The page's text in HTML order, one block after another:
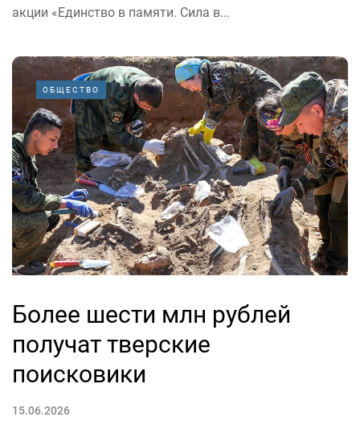
акции «Единство в памяти. Сила в...
ОБЩЕСТВО
Более шести млн рублей
получат тверские
поисковики
15.06.2026